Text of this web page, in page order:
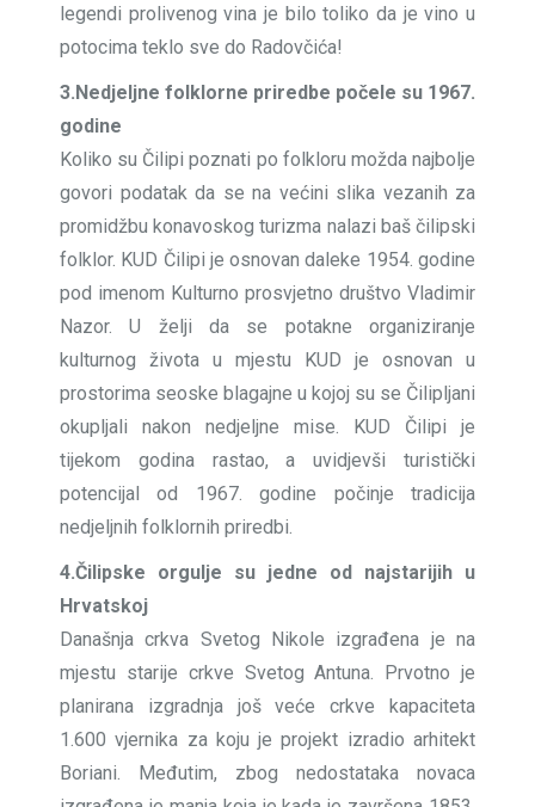
legendi prolivenog vina je bilo toliko da je vino u
potocima teklo sve do Radovčića!
3.Nedjeljne folklorne priredbe počele su 1967.
godine
Koliko su Čilipi poznati po folkloru možda najbolje
govori podatak da se na većini slika vezanih za
promidžbu konavoskog turizma nalazi baš čilipski
folklor. KUD Čilipi je osnovan daleke 1954. godine
pod imenom Kulturno prosvjetno društvo Vladimir
Nazor. U želji da se potakne organiziranje
kulturnog života u mjestu KUD je osnovan u
prostorima seoske blagajne u kojoj su se Čilipljani
okupljali nakon nedjeljne mise. KUD Čilipi je
tijekom godina rastao, a uvidjevši turistički
potencijal od 1967. godine počinje tradicija
nedjeljnih folklornih priredbi.
4.Čilipske orgulje su jedne od najstarijih u
Hrvatskoj
Današnja crkva Svetog Nikole izgrađena je na
mjestu starije crkve Svetog Antuna. Prvotno je
planirana izgradnja još veće crkve kapaciteta
1.600 vjernika za koju je projekt izradio arhitekt
Boriani. Međutim, zbog nedostataka novaca